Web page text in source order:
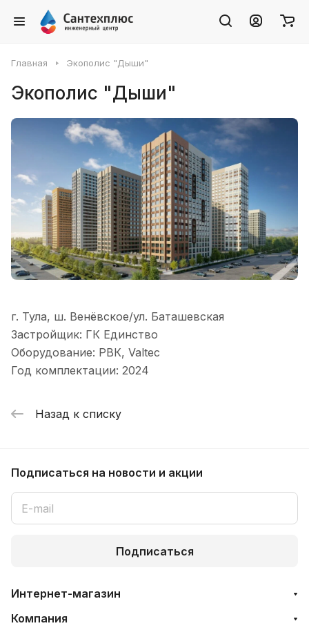
Главная Экополис "Дыши"
Экополис "Дыши"
г. Тула, ш. Венёвское/ул. Баташевская
Застройщик: ГК Единство
Оборудование: РВК, Valtec
Год комплектации: 2024
Назад к списку
Подписаться на новости и акции
Подписаться
Интернет-магазин
Компания